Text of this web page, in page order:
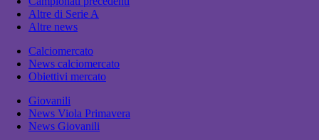
Altre di Serie A
Altre news
Calciomercato
News calciomercato
Obiettivi mercato
Giovanili
News Viola Primavera
News Giovanili